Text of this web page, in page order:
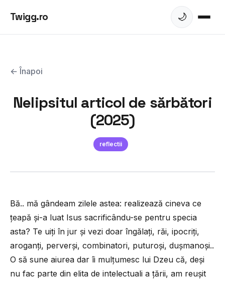
Twigg.ro 🌙
← Înapoi
Nelipsitul articol de sărbători
(2025)
reflectii
Bă.. mă gândeam zilele astea: realizează cineva ce
țeapă și-a luat Isus sacrificându-se pentru specia
asta? Te uiți în jur și vezi doar îngălați, răi, ipocriți,
aroganți, perverși, combinatori, puturoși, dușmanoși..
O să sune aiurea dar îi mulțumesc lui Dzeu că, deși
nu fac parte din elita de intelectuali a țării, am reușit